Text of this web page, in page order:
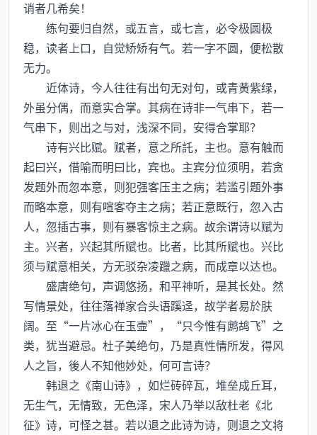
诮者几希矣！
练句要归自然，或五言，或七言，必令极圆极
稳，读者上口，自觉矫矫有气。若一字不圆，便松散
无力。
近体诗，今人往往有出句无对句，或青黄紫绿，
外虽分偶，而意实合掌。其病在诗非一气串下，若一
气串下，则出之与对，浅深不同，安得合掌耶？
诗有兴比赋。赋者，意之所託，主也。意有触而
起曰兴，借喻而明曰比，宾也。主宾分位须明，若贪
发题外而忽本意，则犯强客压主之病；若滥引题外事
而略本意，则有喧客夺主之病；若正意既行，忽入古
人，忽插古事，则有暴客惊主之病。故余谓诗以赋为
主。兴者，兴起其所赋也。比者，比其所赋也。兴比
须与赋意相关，方无驳杂凌躐之病，而成章以达也。
盛唐绝句，声调悠扬，和平神听，是其长处。然
写情景处，往往落禅家合头语蹊迳，故学者易於肤
阔。至“一片冰心在玉壸”，“只今惟有鹧鸪飞”之
类，犹当避忌。杜子美绝句，乃是真性情所发，得风
人之旨，後人不知他妙处，何可言诗？
韩退之《南山诗》，如烂砖碎瓦，堆垒成丘耳，
无生气，无情致，无色泽，宋人乃举以敌杜老《北
征》诗，可怪之甚。若以退之此诗为诗，则退之文将